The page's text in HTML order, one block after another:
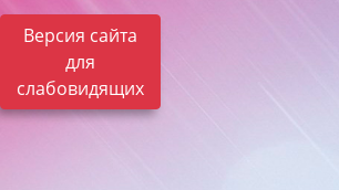
Версия сайта
для
слабовидящих